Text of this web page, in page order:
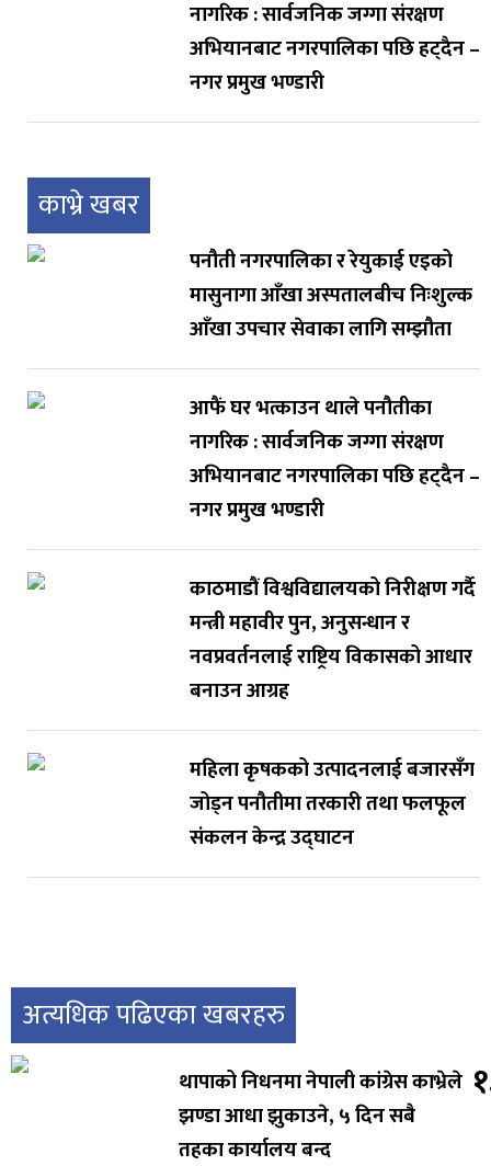
नागरिक : सार्वजनिक जग्गा संरक्षण
अभियानबाट नगरपालिका पछि हट्दैन –
नगर प्रमुख भण्डारी
काभ्रे खबर
पनौती नगरपालिका र रेयुकाई एइको
मासुनागा आँखा अस्पतालबीच निःशुल्क
आँखा उपचार सेवाका लागि सम्झौता
आफैं घर भत्काउन थाले पनौतीका
नागरिक : सार्वजनिक जग्गा संरक्षण
अभियानबाट नगरपालिका पछि हट्दैन –
नगर प्रमुख भण्डारी
काठमाडौं विश्वविद्यालयको निरीक्षण गर्दै
मन्त्री महावीर पुन, अनुसन्धान र
नवप्रवर्तनलाई राष्ट्रिय विकासको आधार
बनाउन आग्रह
महिला कृषकको उत्पादनलाई बजारसँग
जोड्न पनौतीमा तरकारी तथा फलफूल
संकलन केन्द्र उद्घाटन
अत्यधिक पढिएका खबरहरु
थापाको निधनमा नेपाली कांग्रेस काभ्रेले
झण्डा आधा झुकाउने, ५ दिन सबै
तहका कार्यालय बन्द